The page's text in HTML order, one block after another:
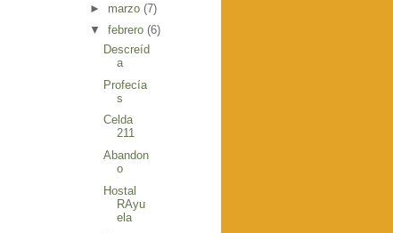
► marzo (7)
▼ febrero (6)
Descreíd
a
Profecía
s
Celda
211
Abandon
o
Hostal
RAyu
ela